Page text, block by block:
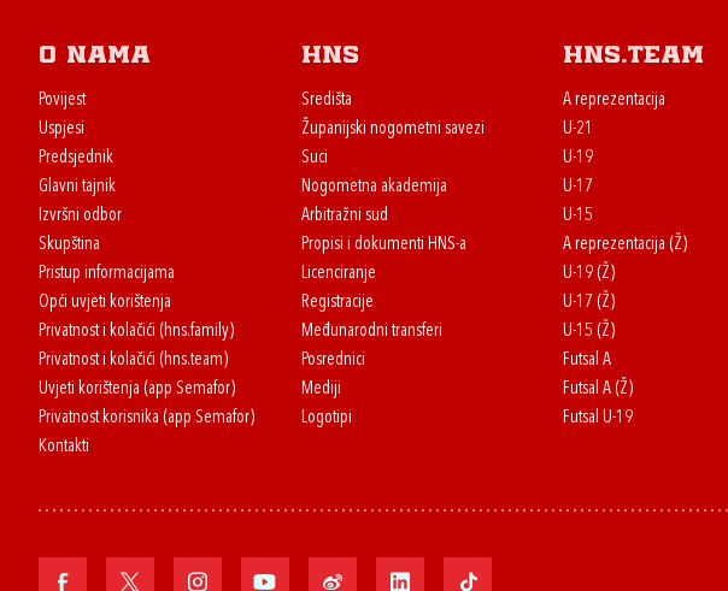
O nama
Povijest
Uspjesi
Predsjednik
Glavni tajnik
Izvršni odbor
Skupština
Pristup informacijama
Opći uvjeti korištenja
Privatnost i kolačići (hns.family)
Privatnost i kolačići (hns.team)
Uvjeti korištenja (app Semafor)
Privatnost korisnika (app Semafor)
Kontakti
HNS
Središta
Županijski nogometni savezi
Suci
Nogometna akademija
Arbitražni sud
Propisi i dokumenti HNS-a
Licenciranje
Registracije
Međunarodni transferi
Posrednici
Mediji
Logotipi
HNS.team
A reprezentacija
U-21
U-19
U-17
U-15
A reprezentacija (Ž)
U-19 (Ž)
U-17 (Ž)
U-15 (Ž)
Futsal A
Futsal A (Ž)
Futsal U-19